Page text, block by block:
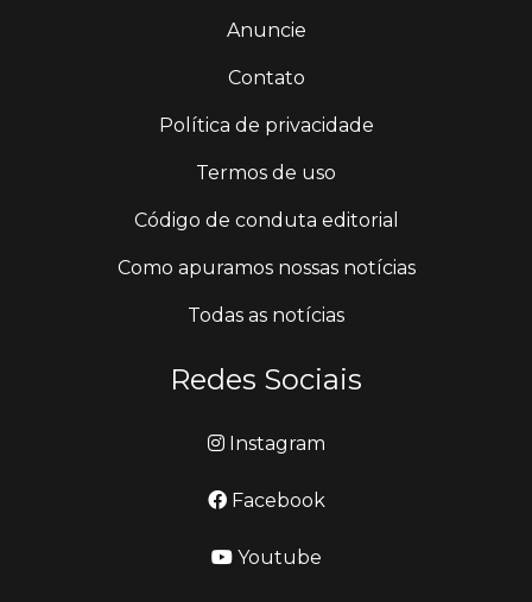
Anuncie
Contato
Política de privacidade
Termos de uso
Código de conduta editorial
Como apuramos nossas notícias
Todas as notícias
Redes Sociais
Instagram
Facebook
Youtube